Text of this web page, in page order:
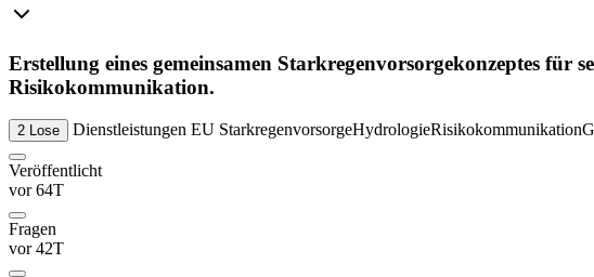
Erstellung eines gemeinsamen Starkregenvorsorgekonzeptes
Risikokommunikation.
2 Lose Dienstleistungen EU StarkregenvorsorgeHydrologieRisikokommunikation
Veröffentlicht
vor 64T
Fragen
vor 42T